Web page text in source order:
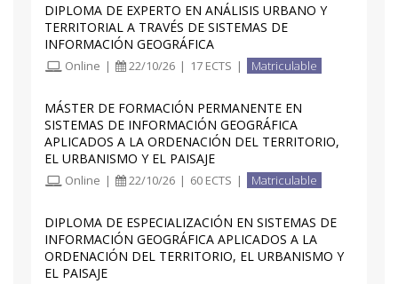
DIPLOMA DE EXPERTO EN ANÁLISIS URBANO Y
TERRITORIAL A TRAVÉS DE SISTEMAS DE
INFORMACIÓN GEOGRÁFICA
Online | 22/10/26 | 17 ECTS | Matriculable
MÁSTER DE FORMACIÓN PERMANENTE EN
SISTEMAS DE INFORMACIÓN GEOGRÁFICA
APLICADOS A LA ORDENACIÓN DEL TERRITORIO,
EL URBANISMO Y EL PAISAJE
Online | 22/10/26 | 60 ECTS | Matriculable
DIPLOMA DE ESPECIALIZACIÓN EN SISTEMAS DE
INFORMACIÓN GEOGRÁFICA APLICADOS A LA
ORDENACIÓN DEL TERRITORIO, EL URBANISMO Y
EL PAISAJE